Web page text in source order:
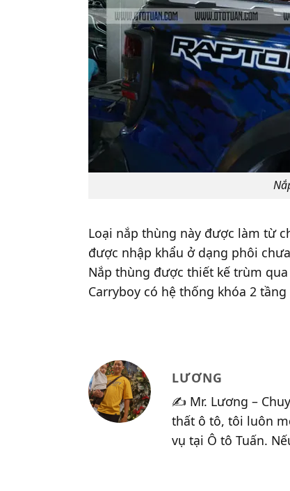
Loại nắp thùng này được làm từ
được nhập khẩu ở dạng phôi
Nắp thùng được thiết kế trùm
Carryboy có hệ thống khóa 2
LƯƠNG
✍️ Mr. Lương –
thất ô tô, tôi luôn
vụ tại Ô tô Tuấn.